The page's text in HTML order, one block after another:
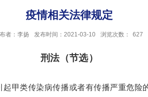
疫情相关法律规定
者：李扬 发布时间：2021-03-10 浏览次数： 627
刑法（节选）
甲类传染病传播或者有传播严重危